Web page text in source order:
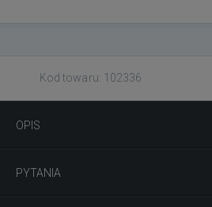
Kod towaru: 102336
OPIS
PYTANIA